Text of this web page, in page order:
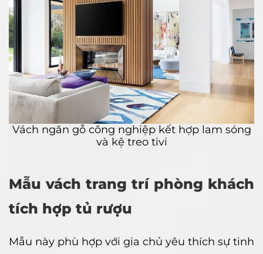
Vách ngăn gỗ công nghiệp kết hợp lam sóng
và kệ treo tivi
Mẫu vách trang trí phòng khách
tích hợp tủ rượu
Mẫu này phù hợp với gia chủ yêu thích sự tinh